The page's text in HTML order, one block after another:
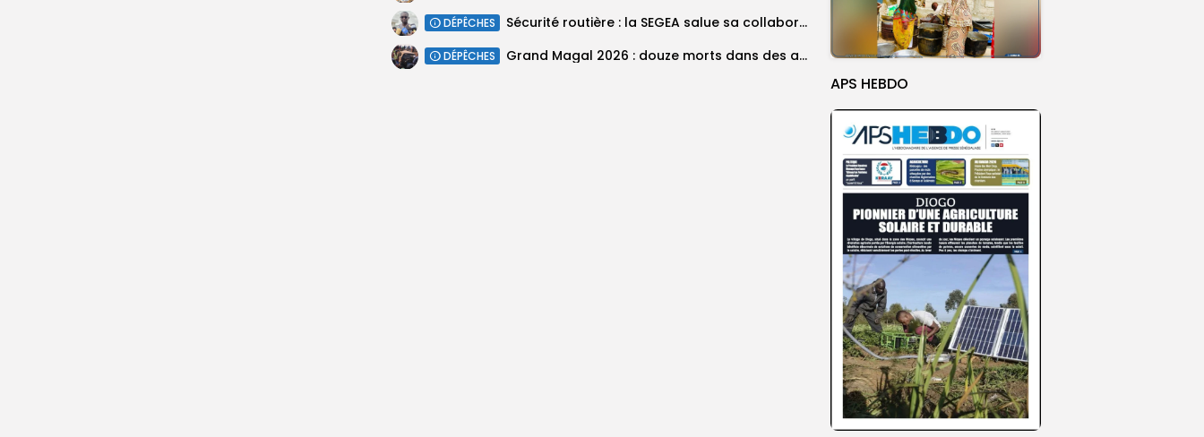
APS HEBDO
DÉPÊCHES Sécurité routière : la SEGEA salue sa collaboration avec la gendarmerie, sur...
DÉPÊCHES Grand Magal 2026 : douze morts dans des accidents de la route...